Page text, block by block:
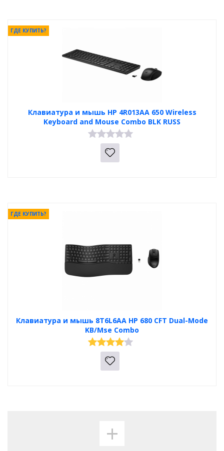
Клавиатура и мышь HP 4R013AA 650 Wireless
Keyboard and Mouse Combo BLK RUSS
ГДЕ КУПИТЬ?
Клавиатура и мышь 8T6L6AA HP 680 CFT Dual-Mode
KB/Mse Combo
ГДЕ КУПИТЬ?
+